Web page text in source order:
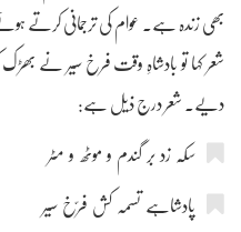
بھی زندہ ہے۔ عوام کی ترجمانی
شعر کہا تو بادشاہِ وقت فرخ سیر نے
دیے۔ شعر درج ذیل ہے:
سکّہ زد بر گندم و موٹھ و مٹر
پادشاہے تسمہ کش فرّخ سیر